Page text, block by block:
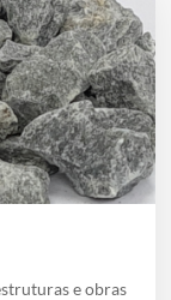
e obras